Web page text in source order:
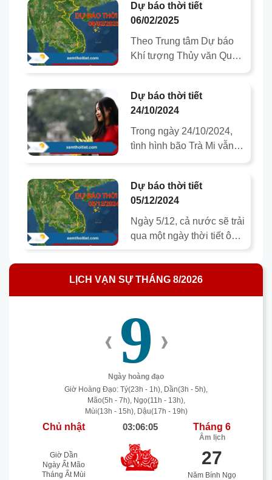
Dự báo thời tiết
06/02/2025
Theo Trung tâm Dự báo
Khí tượng Thủy văn Quốc
cường độ mạnh sẽ ảnh
hưởng…
Dự báo thời tiết
24/10/2024
Trong ngày 24/10/2024,
tình hình bão Trà Mi vẫn
Qua đó, ảnh hưởng trực
tiếp…
Dự báo thời tiết
05/12/2024
Ngày 5/12, cả nước sẽ trải
qua một ngày thời tiết ôn
hiện ở nhiều nơi trước khi
không khí…
LỊCH VẠN SỰ THÁNG 8/2026
‹ 9 ›
Ngày hoàng đạo
Giờ Hoàng Đạo: Tý(23h - 1h), Dần(3h - 5h),
Mão(5h - 7h), Ngọ(11h - 13h),
Mùi(13h - 15h), Dậu(17h - 19h)
Chủ nhật 03:06:06 Tháng 6
Âm lịch
Giờ Dần
Ngày Ất Mão
Tháng Ất Mùi
27
Năm Bính Ngọ